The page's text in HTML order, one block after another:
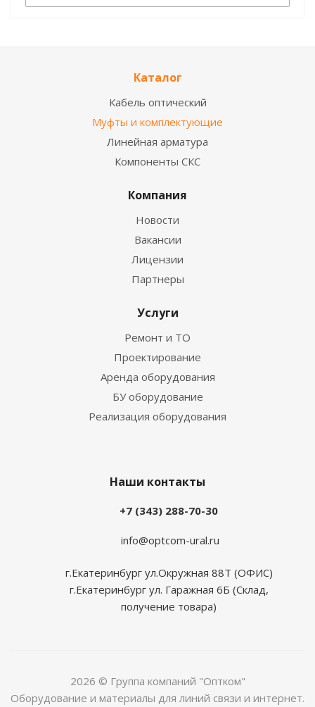
Каталог
Кабель оптический
Муфты и комплектующие
Линейная арматура
Компоненты СКС
Компания
Новости
Вакансии
Лицензии
Партнеры
Услуги
Ремонт и ТО
Проектирование
Аренда оборудования
БУ оборудование
Реализация оборудования
Наши контакты
+7 (343) 288-70-30
info@optcom-ural.ru
г.Екатеринбург ул.Окружная 88Т (ОФИС)
г.Екатеринбург ул. Гаражная 6Б (Склад,
получение товара)
2026 © Группа компаний "Оптком"
Оборудование и материалы для линий связи и интернет.